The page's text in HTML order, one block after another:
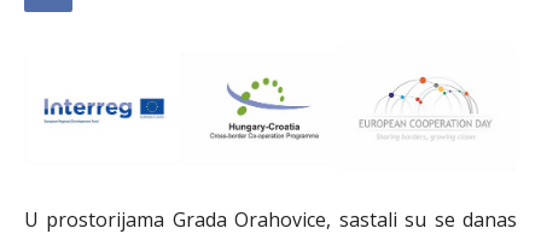
U prostorijama Grada Orahovice, sastali su se danas